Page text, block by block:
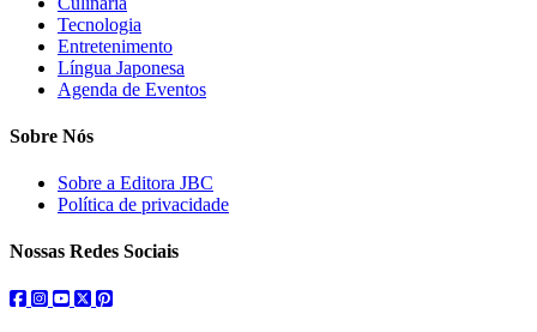
Tecnologia
Entretenimento
Língua Japonesa
Agenda de Eventos
Sobre Nós
Sobre a Editora JBC
Política de privacidade
Nossas Redes Sociais
facebook
instagram
youtube
twitterpinterest